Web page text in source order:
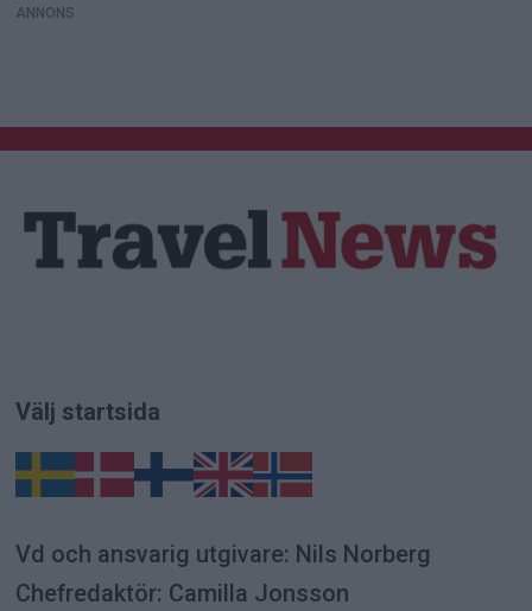
ANNONS
Välj startsida
Vd och ansvarig utgivare: Nils Norberg
Chefredaktör: Camilla Jonsson